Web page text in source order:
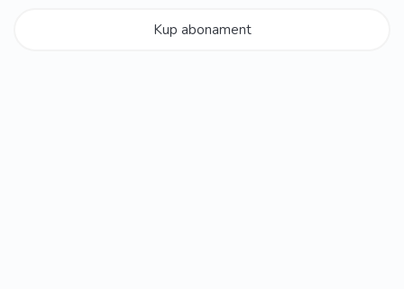
Kup abonament